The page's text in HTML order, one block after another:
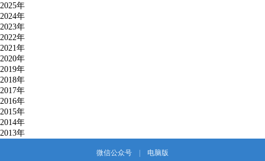
2025年
2024年
2023年
2022年
2021年
2020年
2019年
2018年
2017年
2016年
2015年
2014年
2013年
微信公众号 电脑版